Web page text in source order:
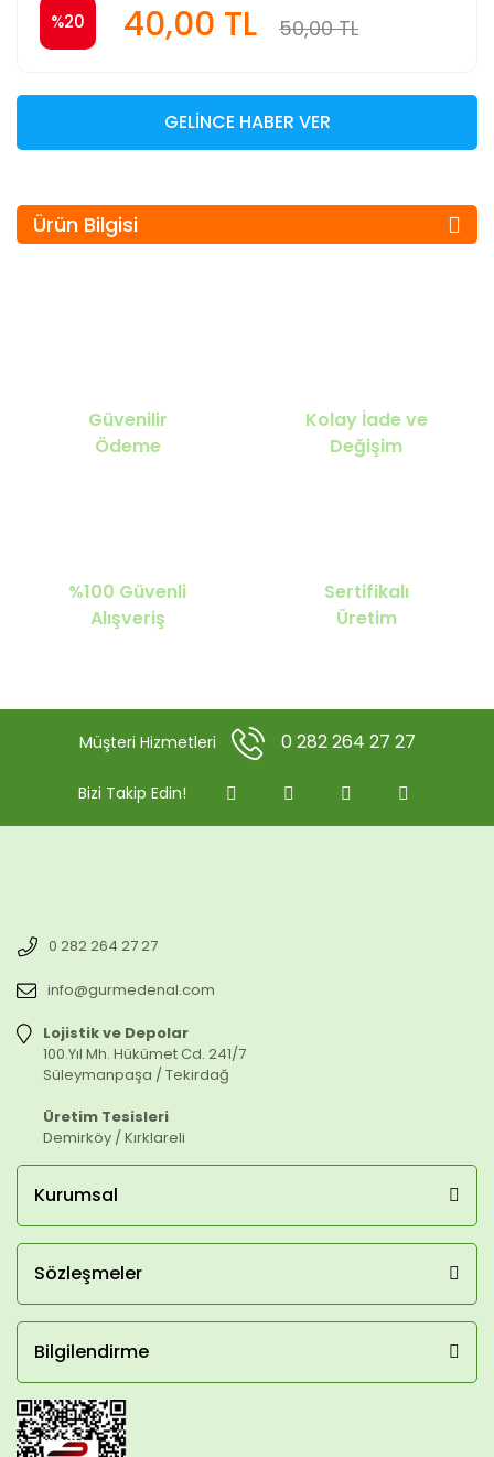
%20 40,00 TL 50,00 TL
GELİNCE HABER VER
Ürün Bilgisi
Güvenilir
Ödeme
Kolay İade ve
Değişim
%100 Güvenli
Alışveriş
Sertifikalı
Üretim
Müşteri Hizmetleri 0 282 264 27 27
Bizi Takip Edin!
0 282 264 27 27
info@gurmedenal.com
Lojistik ve Depolar
100.Yıl Mh. Hükümet Cd. 241/7
Süleymanpaşa / Tekirdağ
Üretim Tesisleri
Demirköy / Kırklareli
Kurumsal
Sözleşmeler
Bilgilendirme